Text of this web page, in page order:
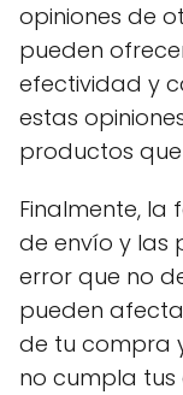
opiniones de
pueden
efectividad y
estas
productos
Finalmente,
de envío y las
error que no
pueden
de tu compra
no cumpla tus